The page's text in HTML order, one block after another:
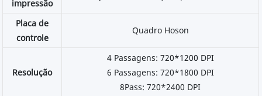
impressão
Placa de
controle
Quadro Hoson
Resolução
4 Passagens: 720*1200 DPI
6 Passagens: 720*1800 DPI
8Pass: 720*2400 DPI